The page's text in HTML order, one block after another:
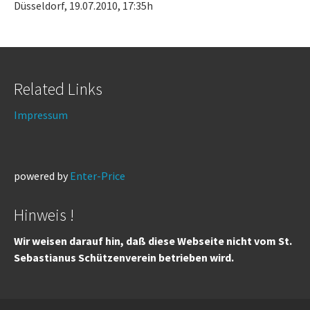
Düsseldorf, 19.07.2010, 17:35h
Related Links
Impressum
powered by Enter-Price
Hinweis !
Wir weisen darauf hin, daß diese Webseite nicht vom St.
Sebastianus Schützenverein betrieben wird.